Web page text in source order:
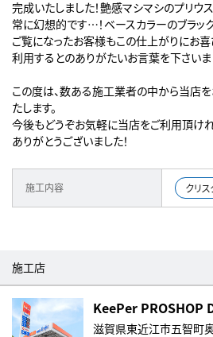
完成いたしました！艶感マシマシのプリ
常に幻想的です…！ベースカラーのブラッ
ご覧になったお客様もこの仕上がりにお
利用するとのありがたいお言葉を下さいま
この度は、数ある施工業者の中から当店
たします。
今後もどうぞお気軽に当店をご利用頂け
ありがとうございました！
施工内容 クリ
施工店
KeePer PROSHOP
滋賀県東近江市五智町